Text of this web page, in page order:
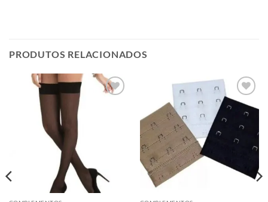
PRODUTOS RELACIONADOS
Adicionar
à lista de
desejos